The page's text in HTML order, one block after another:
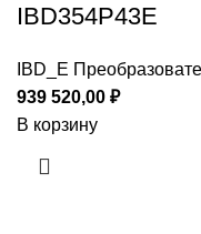
IBD354P43E
IBD_E
939 520,00 ₽
В корзину